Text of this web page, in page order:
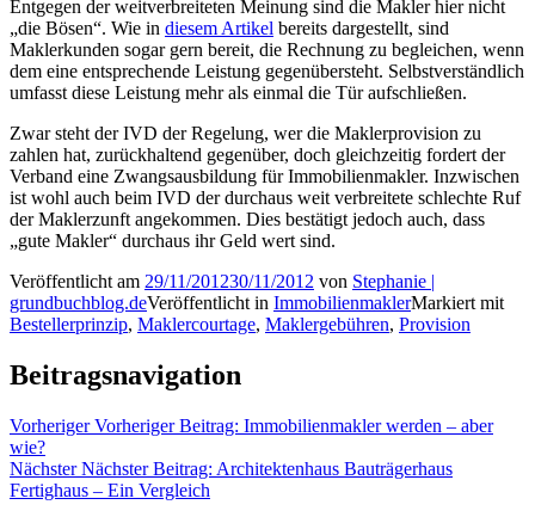
Entgegen der weitverbreiteten Meinung sind die Makler hier nicht
„die Bösen“. Wie in diesem Artikel bereits dargestellt, sind
Maklerkunden sogar gern bereit, die Rechnung zu begleichen, wenn
dem eine entsprechende Leistung gegenübersteht. Selbstverständlich
umfasst diese Leistung mehr als einmal die Tür aufschließen.
Zwar steht der IVD der Regelung, wer die Maklerprovision zu
zahlen hat, zurückhaltend gegenüber, doch gleichzeitig fordert der
Verband eine Zwangsausbildung für Immobilienmakler. Inzwischen
ist wohl auch beim IVD der durchaus weit verbreitete schlechte Ruf
der Maklerzunft angekommen. Dies bestätigt jedoch auch, dass
„gute Makler“ durchaus ihr Geld wert sind.
Veröffentlicht am 29/11/201230/11/2012 von Stephanie |
grundbuchblog.deVeröffentlicht in ImmobilienmaklerMarkiert mit
Bestellerprinzip, Maklercourtage, Maklergebühren, Provision
Beitragsnavigation
Vorheriger Vorheriger Beitrag: Immobilienmakler werden – aber
wie?
Nächster Nächster Beitrag: Architektenhaus Bauträgerhaus
Fertighaus – Ein Vergleich